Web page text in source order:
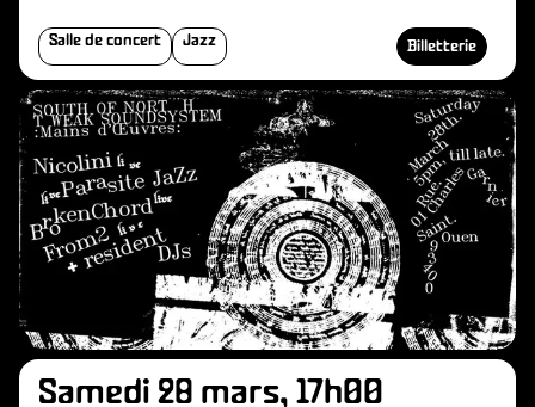
MÉMORABLE !
Salle de concert Jazz Billetterie
Samedi 28 mars, 17h00